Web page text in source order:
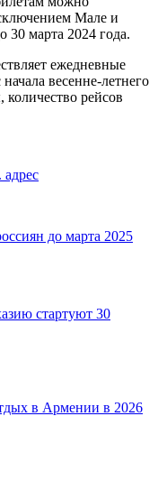
Мале и
30 марта 2024 года.
ежедневные
весенне-летнего
количество рейсов
адрес
до марта 2025
стартуют 30
в Армении в 2026